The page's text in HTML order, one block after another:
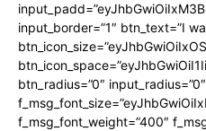
input_border=”1″ btn_text=”I
btn_radius=”0″
f_msg_font_weight=”400″